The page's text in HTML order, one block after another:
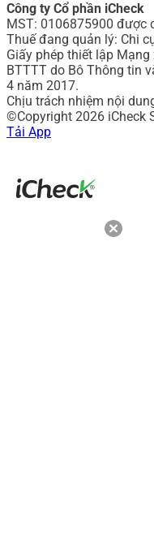
Công ty Cổ phần iCheck
MST: 0106875900 được
Thuế đang quản lý: Chi
Giấy phép thiết lập
BTTTT do Bô Thông tin
4 năm 2017.
Chịu trách nhiệm nội
©Copyright 2026 iCheck
Tải App